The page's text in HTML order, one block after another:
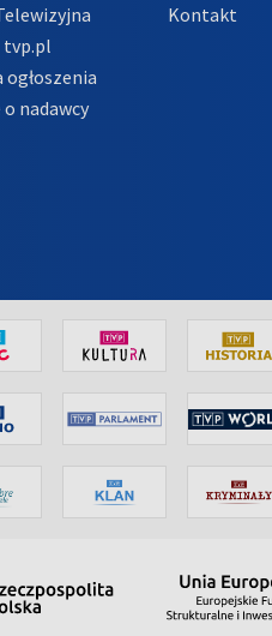
tvp.pl
nadawcy
Kontakt